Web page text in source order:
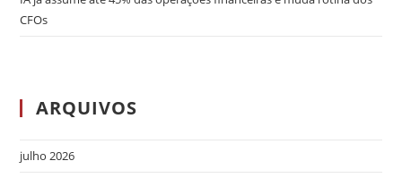
CFOs
ARQUIVOS
julho 2026